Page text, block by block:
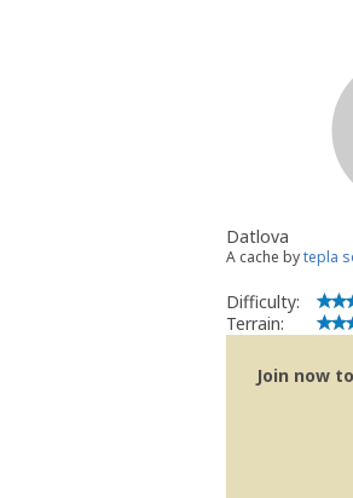
Datlova
A cache bytepla
Difficulty:
Terrain:
Join now